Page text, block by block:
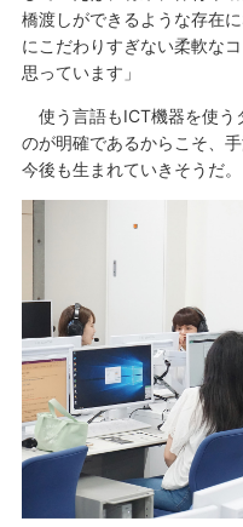
橋渡しができるような存在
にこだわりすぎない柔軟な
思っています」
使う言語もICT機器を使う
のが明確であるからこそ、
今後も生まれていきそうだ。